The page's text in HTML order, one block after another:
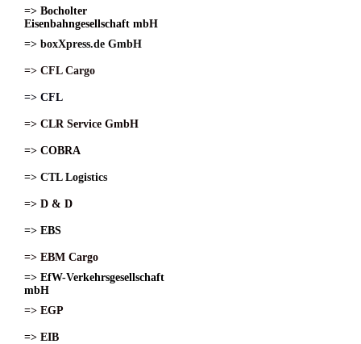
=> Bocholter
Eisenbahngesellschaft mbH
=> boxXpress.de GmbH
=> CFL Cargo
=> CFL
=> CLR Service GmbH
=> COBRA
=> CTL Logistics
=> D & D
=> EBS
=> EBM Cargo
=> EfW-Verkehrsgesellschaft
mbH
=> EGP
=> EIB